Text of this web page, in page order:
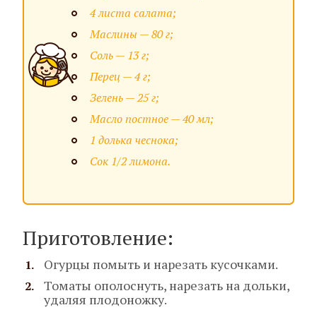
4 листа салата;
Маслины — 80 г;
Соль — 13 г;
Перец — 4 г;
Зелень — 25 г;
Масло постное — 40 мл;
1 долька чеснока;
Сок 1/2 лимона.
Приготовление:
Огурцы помыть и нарезать кусочками.
Томаты ополоснуть, нарезать на дольки,
удаляя плодоножку.